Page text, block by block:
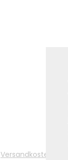
Versandkosten